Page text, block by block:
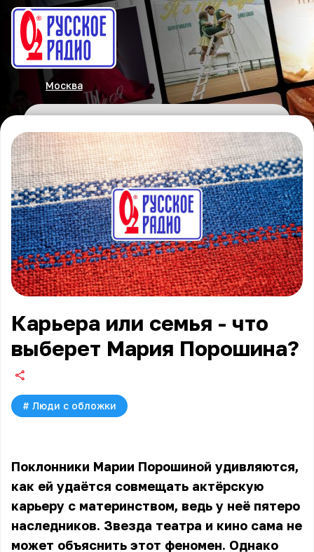
Москва
Карьера или семья - что
выберет Мария Порошина?
# Люди с обложки
Поклонники Марии Порошиной удивляются,
как ей удаётся совмещать актёрскую
карьеру с материнством, ведь у неё пятеро
наследников. Звезда театра и кино сама не
может объяснить этот феномен. Однако